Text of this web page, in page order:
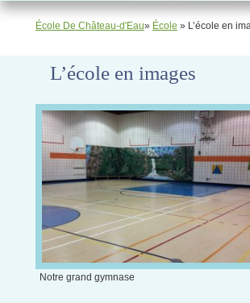
École De Château-d'Eau» École » L’école en
L’école en images
Notre grand gymnase